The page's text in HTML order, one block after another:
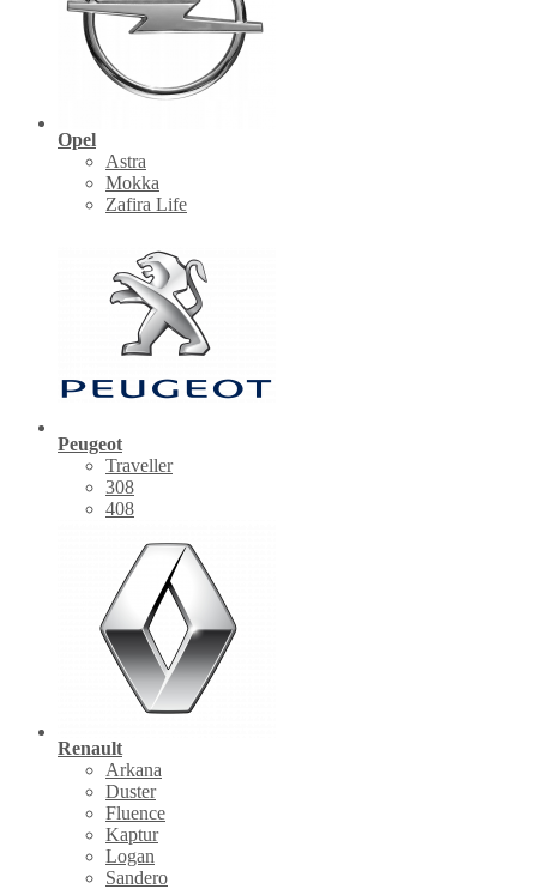
Opel
Astra
Mokka
Zafira Life
Peugeot
Traveller
308
408
Renault
Arkana
Duster
Fluence
Kaptur
Logan
Sandero